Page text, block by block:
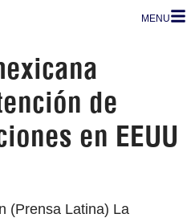
MENU
de
en EEUU
(Prensa Latina) La